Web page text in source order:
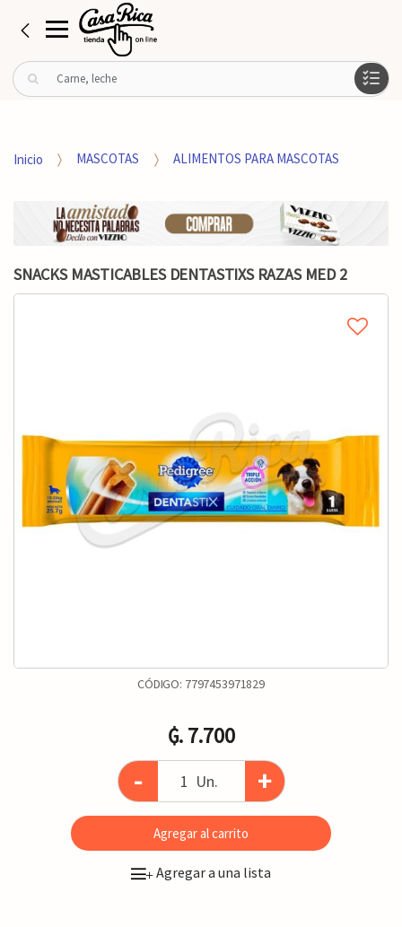
B
u
rInicio MASCOTAS ALIMENTOS PARA MASCOTAS
SNACKS MASTICABLES DENTASTIXS RAZAS MED 2
CÓDIGO: 7797453971829
₲. 7.700
- Un. +
Agregar al carrito
+Agregar a una lista